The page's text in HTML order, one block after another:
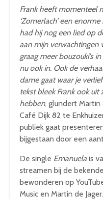
Frank heeft momenteel
‘Zomerlach’ een
had hij nog een lied op
aan mijn verwachtingen
graag meer bouzouki’s
nu ook in. Ook de
dame gaat waar je
tekst bleek Frank ook uit
hebben, glundert Martin
Café Dijk 82 te
publiek gaat
bijgestaan door een
De single Emanuela is
streamen bij de
bewonderen op
Music en Martin de Jager.